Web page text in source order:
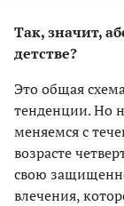
Так, значит,
детстве?
Это общая
тенденции. Но
меняемся с
возрасте
свою
влечения,